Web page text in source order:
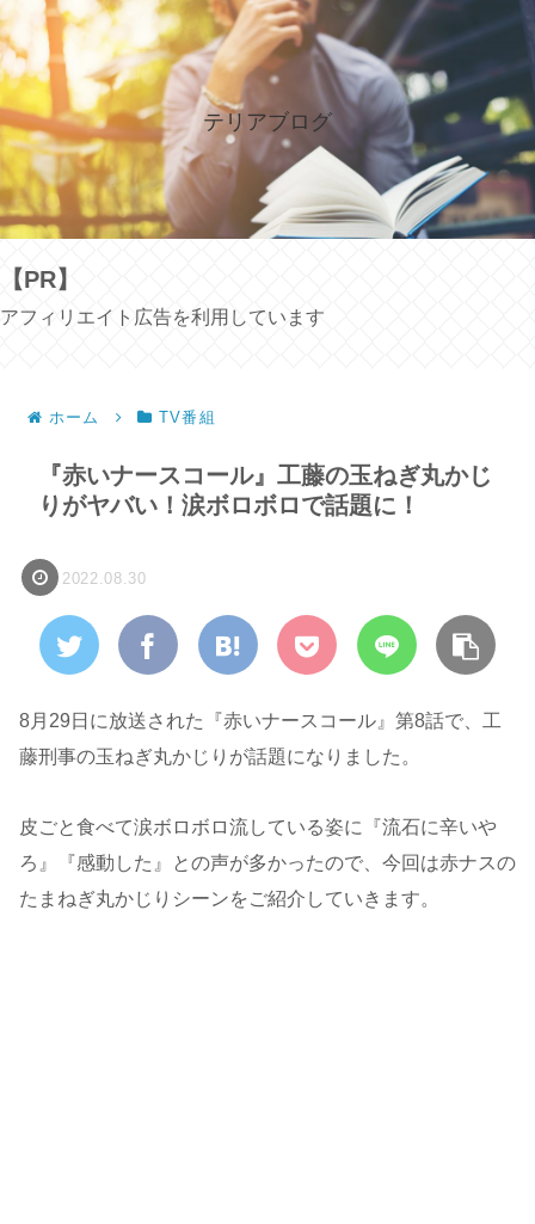
テリアブログ
【PR】
アフィリエイト広告を利用しています
ホーム TV番組
『赤いナースコール』工藤の玉ねぎ丸かじ
りがヤバい！涙ボロボロで話題に！
2022.08.30
8月29日に放送された『赤いナースコール』第8話で、工
藤刑事の玉ねぎ丸かじりが話題になりました。
皮ごと食べて涙ボロボロ流している姿に『流石に辛いや
ろ』『感動した』との声が多かったので、今回は赤ナスの
たまねぎ丸かじりシーンをご紹介していきます。